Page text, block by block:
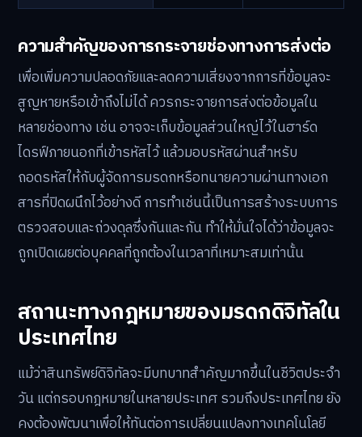
ความสำคัญของการกระจายช่องทางการส่งต่อ
เพื่อเพิ่มความปลอดภัยและลดความเสี่ยงจากการที่ข้อมูลจะ
สูญหายหรือเข้าถึงไม่ได้ ควรกระจายการส่งต่อข้อมูลใน
หลายช่องทาง เช่น อาจจะเก็บข้อมูลส่วนใหญ่ไว้ในฮาร์ด
ไดรฟ์ภายนอกที่เข้ารหัสไว้ แล้วมอบรหัสผ่านสำหรับ
ถอดรหัสให้กับผู้จัดการมรดกหรือทนายความผ่านทางเอก
สารที่ปิดผนึกไว้อย่างดี การทำเช่นนี้เป็นการสร้างระบบการ
ตรวจสอบและถ่วงดุลซึ่งกันและกัน ทำให้มั่นใจได้ว่าข้อมูลจะ
ถูกเปิดเผยต่อบุคคลที่ถูกต้องในเวลาที่เหมาะสมเท่านั้น
สถานะทางกฎหมายของมรดกดิจิทัลใน
ประเทศไทย
แม้ว่าสินทรัพย์ดิจิทัลจะมีบทบาทสำคัญมากขึ้นในชีวิตประจำ
วัน แต่กรอบกฎหมายในหลายประเทศ รวมถึงประเทศไทย ยัง
คงต้องพัฒนาเพื่อให้ทันต่อการเปลี่ยนแปลงทางเทคโนโลยี